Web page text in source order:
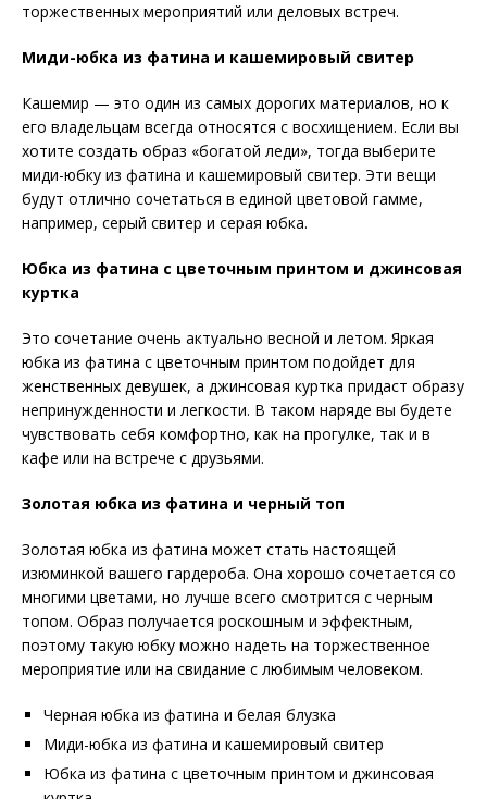
торжественных мероприятий или деловых встреч.
Миди-юбка из фатина и кашемировый свитер
Кашемир — это один из самых дорогих материалов, но к
его владельцам всегда относятся с восхищением. Если вы
хотите создать образ «богатой леди», тогда выберите
миди-юбку из фатина и кашемировый свитер. Эти вещи
будут отлично сочетаться в единой цветовой гамме,
например, серый свитер и серая юбка.
Юбка из фатина с цветочным принтом и джинсовая
куртка
Это сочетание очень актуально весной и летом. Яркая
юбка из фатина с цветочным принтом подойдет для
женственных девушек, а джинсовая куртка придаст образу
непринужденности и легкости. В таком наряде вы будете
чувствовать себя комфортно, как на прогулке, так и в
кафе или на встрече с друзьями.
Золотая юбка из фатина и черный топ
Золотая юбка из фатина может стать настоящей
изюминкой вашего гардероба. Она хорошо сочетается со
многими цветами, но лучше всего смотрится с черным
топом. Образ получается роскошным и эффектным,
поэтому такую юбку можно надеть на торжественное
мероприятие или на свидание с любимым человеком.
Черная юбка из фатина и белая блузка
Миди-юбка из фатина и кашемировый свитер
Юбка из фатина с цветочным принтом и джинсовая